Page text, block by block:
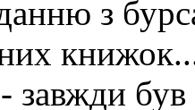
з
завжди